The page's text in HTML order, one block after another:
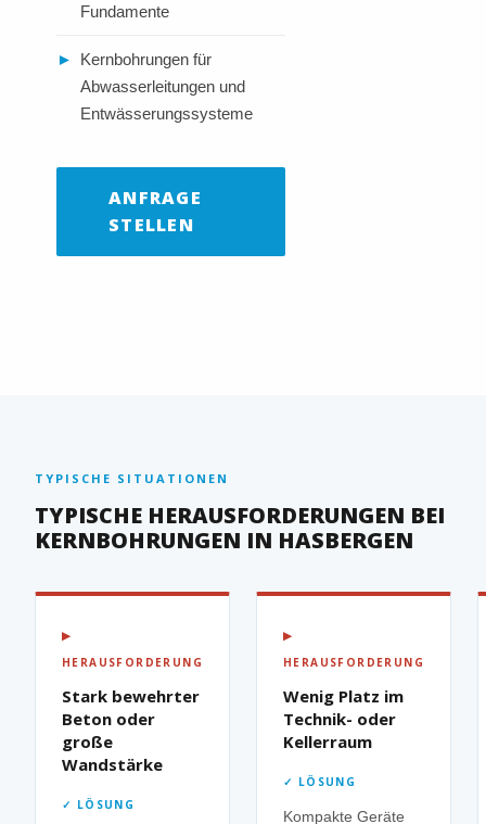
Fundamente
►
Kernbohrungen für
Abwasserleitungen und
Entwässerungssysteme
ANFRAGE
STELLEN
TYPISCHE SITUATIONEN
TYPISCHE HERAUSFORDERUNGEN BEI
KERNBOHRUNGEN IN HASBERGEN
▶
HERAUSFORDERUNG
Stark bewehrter
Beton oder
große
Wandstärke
✓ LÖSUNG
▶
HERAUSFORDERUNG
Wenig Platz im
Technik- oder
Kellerraum
✓ LÖSUNG
Kompakte Geräte